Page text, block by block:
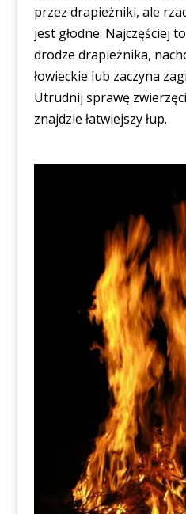
przez drapieżniki, ale
jest głodne. Najczęściej
drodze drapieżnika,
łowieckie lub zaczyna
Utrudnij sprawę
znajdzie łatwiejszy łup.